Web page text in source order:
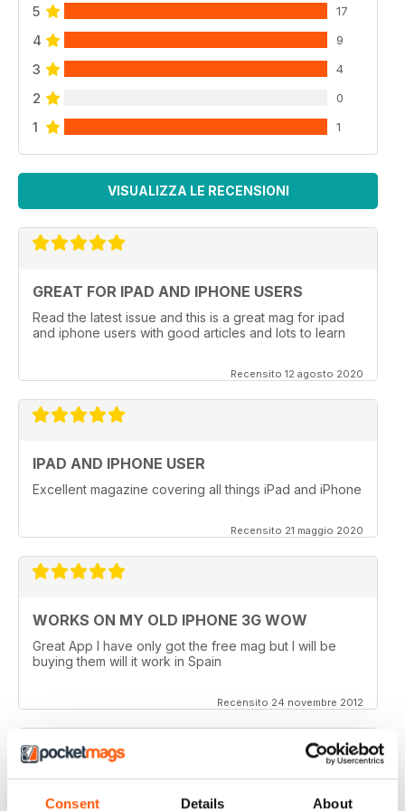
Consent Details About
5 17
4 9
3 4
2 0
1 1
VISUALIZZA LE RECENSIONI
GREAT FOR IPAD AND IPHONE USERS
Read the latest issue and this is a great mag for ipad
and iphone users with good articles and lots to learn
Recensito 12 agosto 2020
IPAD AND IPHONE USER
Excellent magazine covering all things iPad and iPhone
Recensito 21 maggio 2020
WORKS ON MY OLD IPHONE 3G WOW
Great App I have only got the free mag but I will be
buying them will it work in Spain
Recensito 24 novembre 2012